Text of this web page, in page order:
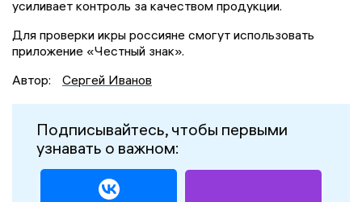
усиливает контроль за качеством продукции.
Для проверки икры россияне смогут использовать
приложение «Честный знак».
Автор:
Сергей Иванов
Подписывайтесь, чтобы первыми
узнавать о важном: